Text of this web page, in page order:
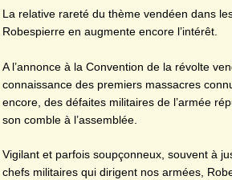
La relative rareté du thème vendéen dans
Robespierre en augmente encore l’intérêt.
A l’annonce à la Convention de la révolte
connaissance des premiers massacres
encore, des défaites militaires de l’armée
son comble à l’assemblée.
Vigilant et parfois soupçonneux, souvent à
chefs militaires qui dirigent nos armées,